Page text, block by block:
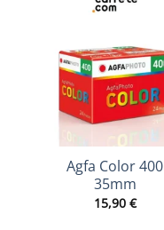
Agfa Color 400
35mm
15,90 €